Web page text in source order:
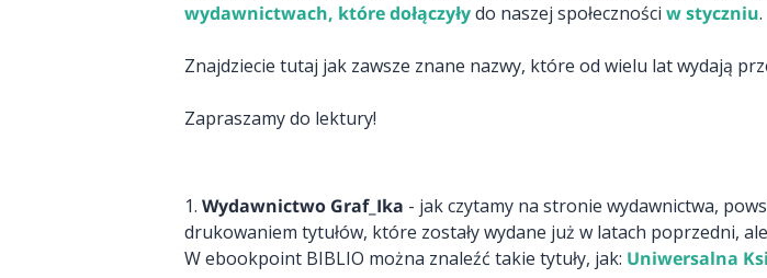
wydawnictwach, które dołączyłydo naszej społeczności w styczniu.
Znajdziecie tutaj jak zawsze znane nazwy, które od wielu lat wydają
Zapraszamy do lektury!
1. Wydawnictwo Graf_Ika - jak czytamy na stronie wydawnictwa,
drukowaniem tytułów, które zostały wydane już w latach poprzedni,
W ebookpoint BIBLIO można znaleźć takie tytuły, jak: Uniwersalna